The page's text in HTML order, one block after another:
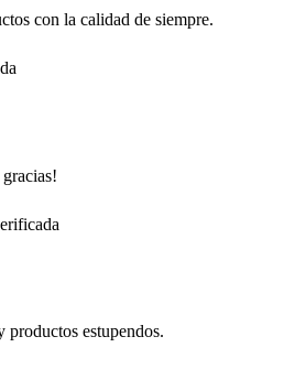
con la calidad de siempre.
estupendos.